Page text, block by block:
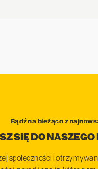
Bądź na bieżąco z
SIĘ DO
społeczności i